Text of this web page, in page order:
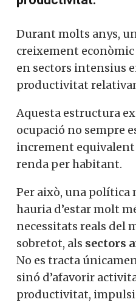
Durant molts anys,
creixement econòmic
en sectors intensius
productivitat
Aquesta estructura
ocupació no sempre
increment equivalent
renda per habitant.
Per això, una
hauria d’estar molt
necessitats reals del
sobretot, als sectors
No es tracta
sinó d’afavorir
productivitat,